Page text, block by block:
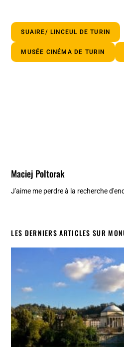
SUAIRE/ LINCEUL DE TURIN
MUSÉE CINÉMA DE TURIN
Maciej Poltorak
J'aime me perdre à la recherche
LES DERNIERS ARTICLES SUR